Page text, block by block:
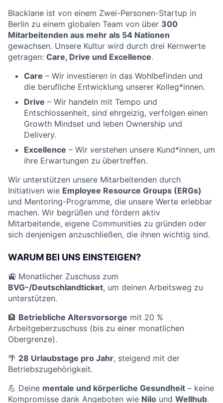
Blacklane ist von einem Zwei-Personen-Startup in
Berlin zu einem globalen Team von über 300
Mitarbeitenden aus mehr als 54 Nationen
gewachsen. Unsere Kultur wird durch drei Kernwerte
getragen: Care, Drive und Excellence.
Care – Wir investieren in das Wohlbefinden und
die berufliche Entwicklung unserer Kolleg*innen.
Drive – Wir handeln mit Tempo und
Entschlossenheit, sind ehrgeizig, verfolgen einen
Growth Mindset und leben Ownership und
Delivery.
Excellence – Wir verstehen unsere Kund*innen, um
ihre Erwartungen zu übertreffen.
Wir unterstützen unsere Mitarbeitenden durch
Initiativen wie Employee Resource Groups (ERGs)
und Mentoring-Programme, die unsere Werte erlebbar
machen. Wir begrüßen und fördern aktiv
Mitarbeitende, eigene Communities zu gründen oder
sich denjenigen anzuschließen, die ihnen wichtig sind.
WARUM BEI UNS EINSTEIGEN?
🚉 Monatlicher Zuschuss zum
BVG-/Deutschlandticket, um deinen Arbeitsweg zu
unterstützen.
🏦 Betriebliche Altersvorsorge mit 20 %
Arbeitgeberzuschuss (bis zu einer monatlichen
Obergrenze).
🌴 28 Urlaubstage pro Jahr, steigend mit der
Betriebszugehörigkeit.
💪 Deine mentale und körperliche Gesundheit – keine
Kompromisse dank Angeboten wie Nilo und Wellhub.